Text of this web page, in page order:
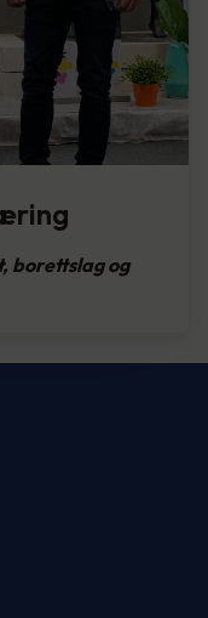
borettslag og